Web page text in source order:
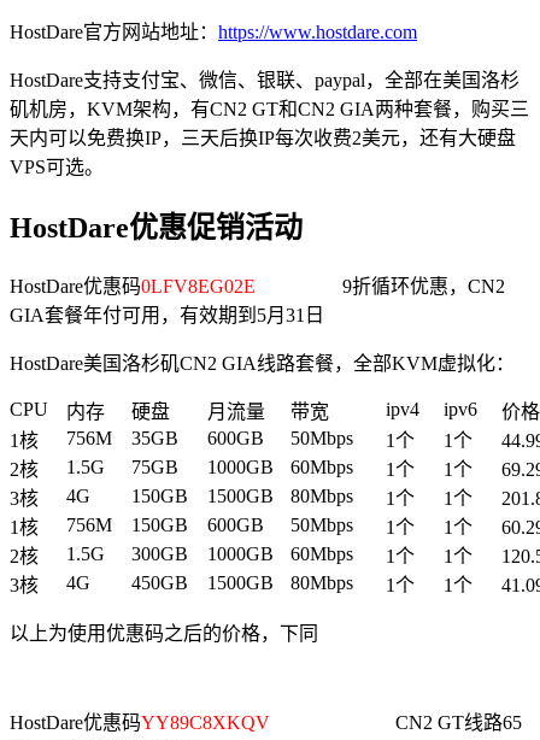
HostDare官方网站地址： https://www.hostdare.com
HostDare支持支付宝、微信、银联、paypal，全部在美国洛杉
矶机房，KVM架构，有CN2 GT和CN2 GIA两种套餐，购买三
天内可以免费换IP，三天后换IP每次收费2美元，还有大硬盘
VPS可选。
HostDare优惠促销活动
HostDare优惠码0LFV8EG02E 9折循环优惠，CN2
GIA套餐年付可用，有效期到5月31日
HostDare美国洛杉矶CN2 GIA线路套餐，全部KVM虚拟化：
CPU 内存 硬盘 月流量 带宽 ipv4 ipv6
价格
1核
756M 35GB 600GB 50Mbps 1个 1个
2核
1.5G 75GB 1000GB 60Mbps 1个 1个
3核
4G 150GB 1500GB 80Mbps 1个 1个
1核
756M 150GB 600GB 50Mbps 1个 1个
2核
1.5G 300GB 1000GB 60Mbps 1个 1个
3核
4G 450GB 1500GB 80Mbps 1个 1个
以上为使用优惠码之后的价格，下同
HostDare优惠码YY89C8XKQV CN2 GT线路65